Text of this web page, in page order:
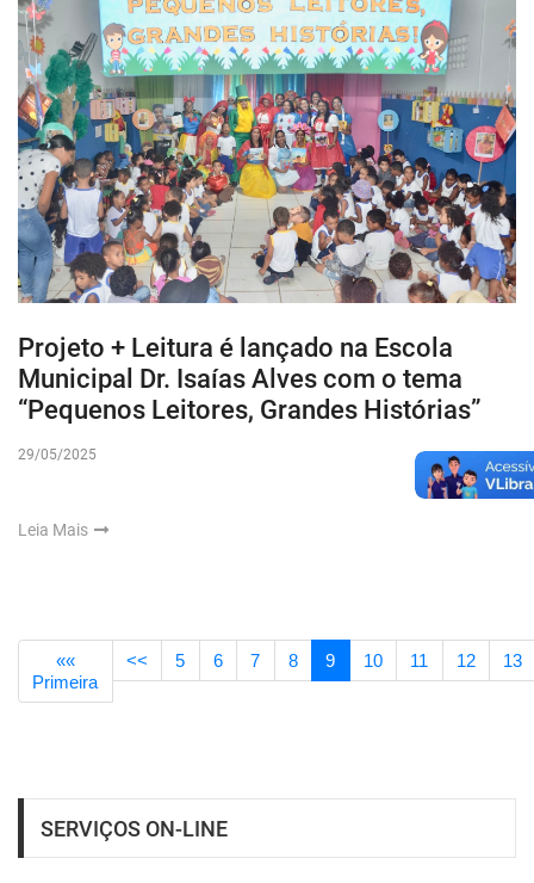
Projeto + Leitura é lançado na Escola
Municipal Dr. Isaías Alves com o tema
“Pequenos Leitores, Grandes Histórias”
29/05/2025
Leia Mais
««
Primeira
<< 5 6 7 8 9 10 11 12 13
SERVIÇOS ON-LINE